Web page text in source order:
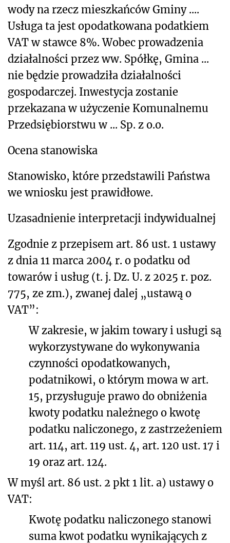
wody na rzecz mieszkańców Gminy ....
Usługa ta jest opodatkowana podatkiem
VAT w stawce 8%. Wobec prowadzenia
działalności przez ww. Spółkę, Gmina ...
nie będzie prowadziła działalności
gospodarczej. Inwestycja zostanie
przekazana w użyczenie Komunalnemu
Przedsiębiorstwu w ... Sp. z o.o.
Ocena stanowiska
Stanowisko, które przedstawili Państwa
we wniosku jest prawidłowe.
Uzasadnienie interpretacji indywidualnej
Zgodnie z przepisem art. 86 ust. 1 ustawy
z dnia 11 marca 2004 r. o podatku od
towarów i usług (t. j. Dz. U. z 2025 r. poz.
775, ze zm.), zwanej dalej „ustawą o
VAT”:
W zakresie, w jakim towary i usługi są
wykorzystywane do wykonywania
czynności opodatkowanych,
podatnikowi, o którym mowa w art.
15, przysługuje prawo do obniżenia
kwoty podatku należnego o kwotę
podatku naliczonego, z zastrzeżeniem
art. 114, art. 119 ust. 4, art. 120 ust. 17 i
19 oraz art. 124.
W myśl art. 86 ust. 2 pkt 1 lit. a) ustawy o
VAT:
Kwotę podatku naliczonego stanowi
suma kwot podatku wynikających z